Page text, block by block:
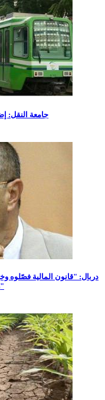
جامعة النقل: إضراب
دربال: "قانون المالية فصّلوه
رئاسية مبكرة من بين أهم الحلول للأزمة السياسية"